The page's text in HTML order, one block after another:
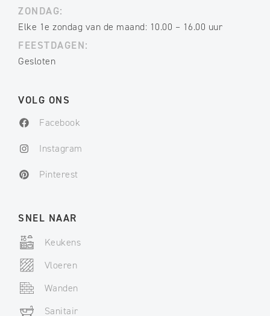
ZONDAG:
Elke 1e zondag van de maand: 10.00 – 16.00 uur
FEESTDAGEN:
Gesloten
VOLG ONS
Facebook
Instagram
Pinterest
SNEL NAAR
Keukens
Vloeren
Wanden
Sanitair